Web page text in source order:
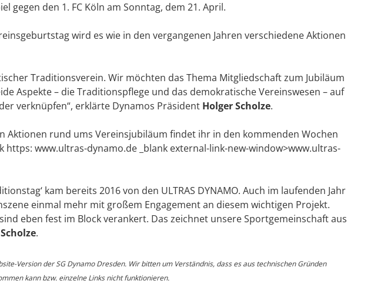
gegen den 1. FC Köln am Sonntag, dem 21. April.
wird es wie in den vergangenen Jahren verschiedene Aktionen
Traditionsverein. Wir möchten das Thema Mitgliedschaft zum Jubiläum
Aspekte – die Traditionspflege und das demokratische Vereinswesen – auf
verknüpfen“, erklärte Dynamos Präsident Holger Scholze.
Aktionen rund ums Vereinsjubiläum findet ihr in den kommenden Wochen
www.ultras-dynamo.de _blank external-link-new-window>www.ultras-
kam bereits 2016 von den ULTRAS DYNAMO. Auch im laufenden Jahr
einmal mehr mit großem Engagement an diesem wichtigen Projekt.
eben fest im Block verankert. Das zeichnet unsere Sportgemeinschaft aus
Scholze.
Version der SG Dynamo Dresden. Wir bitten um Verständnis, dass es aus technischen Gründen
kann bzw. einzelne Links nicht funktionieren.